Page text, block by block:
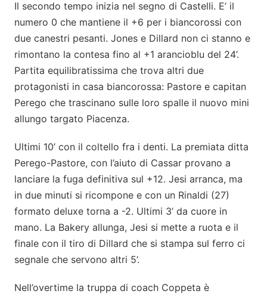
Il secondo tempo inizia nel segno di Castelli. E’ il
numero 0 che mantiene il +6 per i biancorossi con
due canestri pesanti. Jones e Dillard non ci stanno e
rimontano la contesa fino al +1 arancioblu del 24’.
Partita equilibratissima che trova altri due
protagonisti in casa biancorossa: Pastore e capitan
Perego che trascinano sulle loro spalle il nuovo mini
allungo targato Piacenza.
Ultimi 10’ con il coltello fra i denti. La premiata ditta
Perego-Pastore, con l’aiuto di Cassar provano a
lanciare la fuga definitiva sul +12. Jesi arranca, ma
in due minuti si ricompone e con un Rinaldi (27)
formato deluxe torna a -2. Ultimi 3’ da cuore in
mano. La Bakery allunga, Jesi si mette a ruota e il
finale con il tiro di Dillard che si stampa sul ferro ci
segnale che servono altri 5’.
Nell’overtime la truppa di coach Coppeta è